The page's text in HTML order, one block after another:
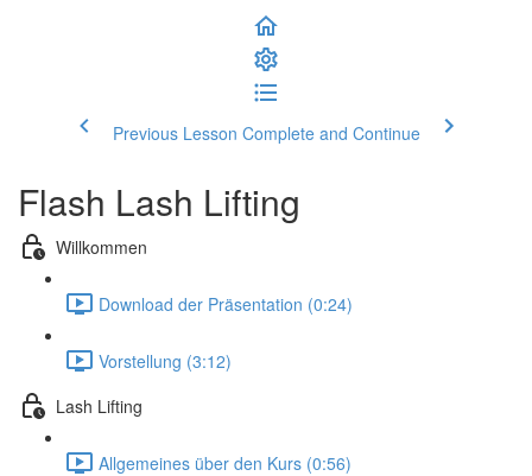
Previous Lesson Complete and Continue
Flash Lash Lifting
Willkommen
Download der Präsentation (0:24)
Vorstellung (3:12)
Lash Lifting
Allgemeines über den Kurs (0:56)